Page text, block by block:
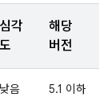
심각
도
해당
버전
낮음 5.1 이하